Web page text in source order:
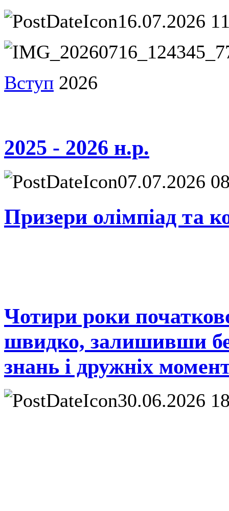
16.07.2026
Вступ 2026
2025 - 2026 н.р.
07.07.2026
Призери олімпіад та
Чотири роки
швидко, залишивши
знань і дружніх
30.06.2026